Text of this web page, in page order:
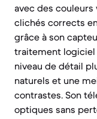
avec des
clichés corrects
grâce à son
traitement logiciel
niveau de détail
naturels et une
contrastes. Son
optiques sans